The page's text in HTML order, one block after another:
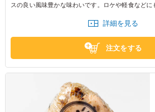
スの良い風味豊かな味わいです。ロケや軽食などに
※おにぎりの個数によって容器サイズが変わるため
詳細を見る
注文をする